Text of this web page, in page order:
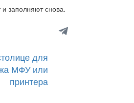
заполняют снова.
для
МФУ или
принтера